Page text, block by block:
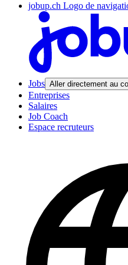
jobup.ch Logo de
Jobs Aller directement au
Entreprises
Salaires
Job Coach
Espace recruteurs